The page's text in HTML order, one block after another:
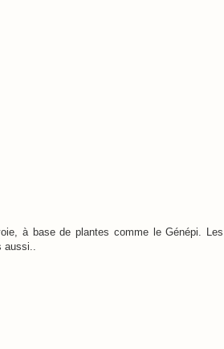
à base de plantes comme le Génépi. Les